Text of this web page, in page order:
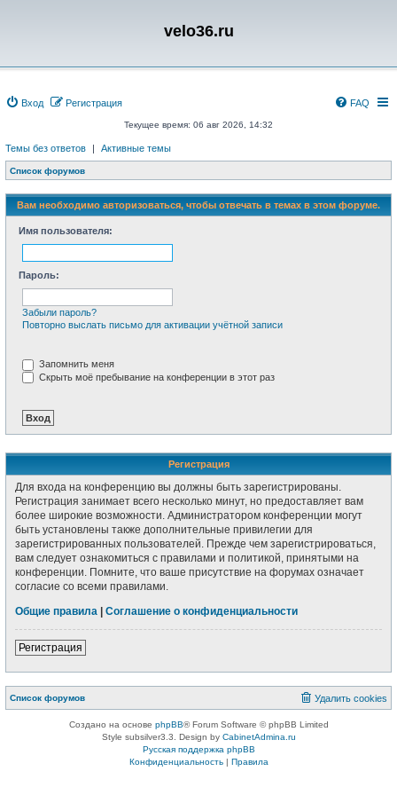
velo36.ru
Вход Регистрация FAQ
Текущее время: 06 авг 2026, 14:32
Темы без ответов | Активные темы
Список форумов
Вам необходимо авторизоваться, чтобы отвечать в темах в этом форуме.
Имя пользователя:
Пароль:
Забыли пароль?
Повторно выслать письмо для активации учётной записи
Запомнить меня
Скрыть моё пребывание на конференции в этот раз
Регистрация
Для входа на конференцию вы должны быть зарегистрированы.
Регистрация занимает всего несколько минут, но предоставляет вам
более широкие возможности. Администратором конференции могут
быть установлены также дополнительные привилегии для
зарегистрированных пользователей. Прежде чем зарегистрироваться,
вам следует ознакомиться с правилами и политикой, принятыми на
конференции. Помните, что ваше присутствие на форумах означает
согласие со всеми правилами.
Общие правила
Соглашение о конфиденциальности
Регистрация
Список форумов Удалить cookies
Создано на основе phpBB® Forum Software © phpBB Limited
Style subsilver3.3. Design by CabinetAdmina.ru
Русская поддержка phpBB
Конфиденциальность| Правила